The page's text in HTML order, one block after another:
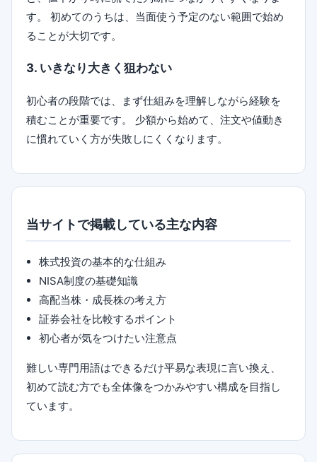
す。 初めてのうちは、当面使う予定のない範囲で始め
ることが大切です。
3. いきなり大きく狙わない
初心者の段階では、まず仕組みを理解しながら経験を
積むことが重要です。 少額から始めて、注文や値動き
に慣れていく方が失敗しにくくなります。
当サイトで掲載している主な内容
株式投資の基本的な仕組み
NISA制度の基礎知識
高配当株・成長株の考え方
証券会社を比較するポイント
初心者が気をつけたい注意点
難しい専門用語はできるだけ平易な表現に言い換え、
初めて読む方でも全体像をつかみやすい構成を目指し
ています。